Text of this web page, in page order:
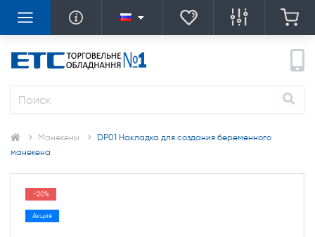
Манекены
DP01 Накладка для создания беременного
манекена
-20%
Акция